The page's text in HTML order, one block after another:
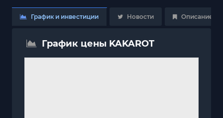
График и инвестиции Новости Описание
График цены KAKAROT